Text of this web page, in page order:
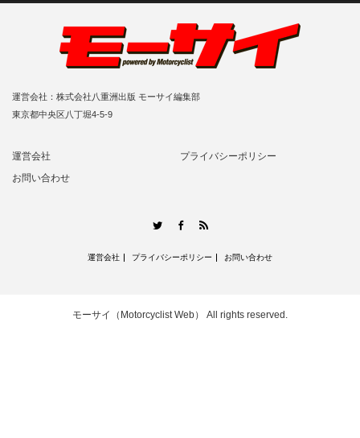
運営会社：株式会社八重洲出版 モーサイ編集部
東京都中央区八丁堀4-5-9
運営会社
プライバシーポリシー
お問い合わせ
TwitterFacebook
運営会社 プライバシーポリシー お問い合わせ
モーサイ（Motorcyclist Web） All rights reserved.